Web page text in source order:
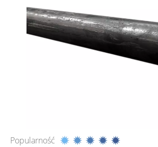
Popularność